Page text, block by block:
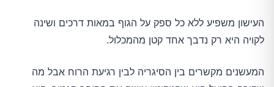
העישון משפיע ללא כל ספק על הגוף במאות דרכים ושינה
לקויה היא רק נדבך אחד קטן מהמכלול.
המעשנים מקשרים בין הסיגריה לבין רגיעת הרוח אבל מה